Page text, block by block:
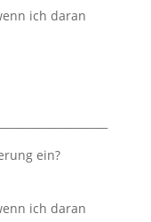
ich daran
ein?
ich daran